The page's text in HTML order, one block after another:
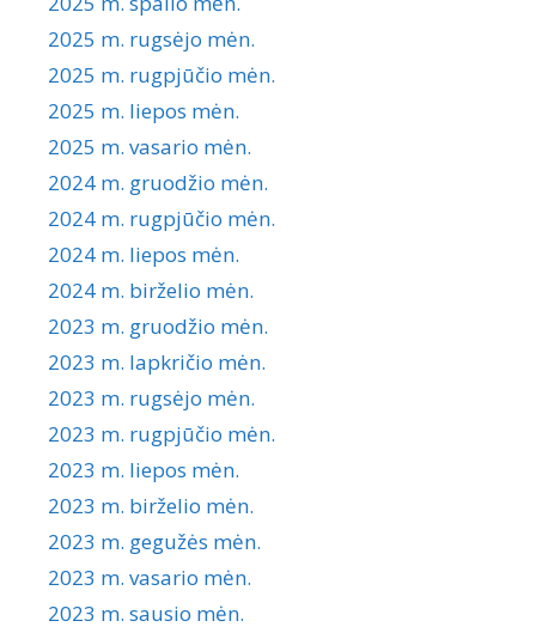
2025 m. rugsėjo mėn.
2025 m. rugpjūčio mėn.
2025 m. liepos mėn.
2025 m. vasario mėn.
2024 m. gruodžio mėn.
2024 m. rugpjūčio mėn.
2024 m. liepos mėn.
2024 m. birželio mėn.
2023 m. gruodžio mėn.
2023 m. lapkričio mėn.
2023 m. rugsėjo mėn.
2023 m. rugpjūčio mėn.
2023 m. liepos mėn.
2023 m. birželio mėn.
2023 m. gegužės mėn.
2023 m. vasario mėn.
2023 m. sausio mėn.